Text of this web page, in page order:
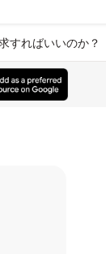
すればいいのか？